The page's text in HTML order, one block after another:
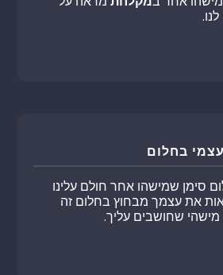
בחלום
סימן שמישהו אחר חולם עלינו
את עצמך מבחוץ בחלום זה
מישהי שחושבים עליך.